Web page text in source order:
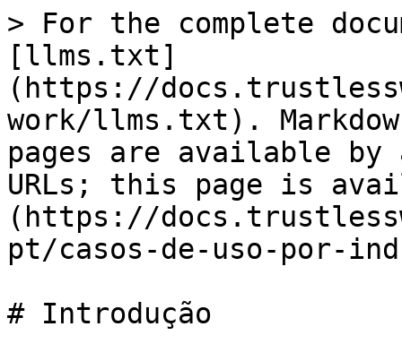
> For the complete
[llms.txt]
(https://
work/llms.txt).
pages are available by
URLs; this page is
(https://
pt/casos-de-uso-por-
# Introdução